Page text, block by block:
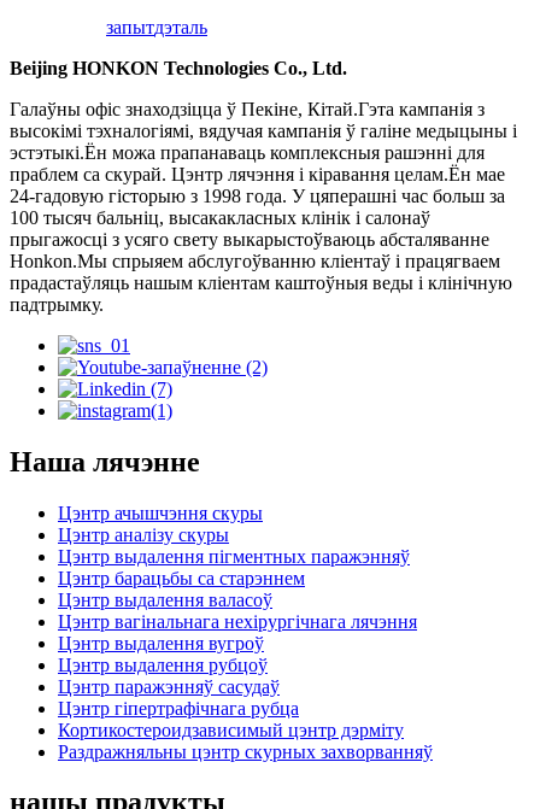
запытдэталь
Beijing HONKON Technologies Co., Ltd.
Галаўны офіс знаходзіцца ў Пекіне, Кітай.Гэта кампанія з
высокімі тэхналогіямі, вядучая кампанія ў галіне медыцыны і
эстэтыкі.Ён можа прапанаваць комплексныя рашэнні для
праблем са скурай. Цэнтр лячэння і кіравання целам.Ён мае
24-гадовую гісторыю з 1998 года. У цяперашні час больш за
100 тысяч бальніц, высакакласных клінік і салонаў
прыгажосці з усяго свету выкарыстоўваюць абсталяванне
Honkon.Мы спрыяем абслугоўванню кліентаў і працягваем
прадастаўляць нашым кліентам каштоўныя веды і клінічную
падтрымку.
Наша лячэнне
Цэнтр ачышчэння скуры
Цэнтр аналізу скуры
Цэнтр выдалення пігментных паражэнняў
Цэнтр барацьбы са старэннем
Цэнтр выдалення валасоў
Цэнтр вагінальнага нехірургічнага лячэння
Цэнтр выдалення вугроў
Цэнтр выдалення рубцоў
Цэнтр паражэнняў сасудаў
Цэнтр гіпертрафічнага рубца
Кортикостероидзависимый цэнтр дэрміту
Раздражняльны цэнтр скурных захворванняў
нашы прадукты